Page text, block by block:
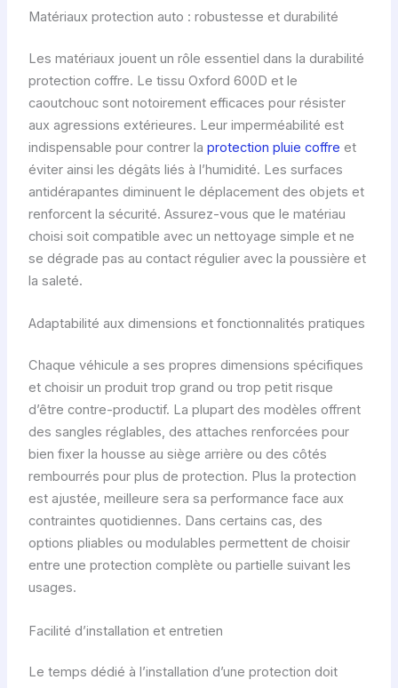
Matériaux protection auto : robustesse et durabilité
Les matériaux jouent un rôle essentiel dans la durabilité
protection coffre. Le tissu Oxford 600D et le
caoutchouc sont notoirement efficaces pour résister
aux agressions extérieures. Leur imperméabilité est
indispensable pour contrer la protection pluie coffre et
éviter ainsi les dégâts liés à l’humidité. Les surfaces
antidérapantes diminuent le déplacement des objets et
renforcent la sécurité. Assurez-vous que le matériau
choisi soit compatible avec un nettoyage simple et ne
se dégrade pas au contact régulier avec la poussière et
la saleté.
Adaptabilité aux dimensions et fonctionnalités pratiques
Chaque véhicule a ses propres dimensions spécifiques
et choisir un produit trop grand ou trop petit risque
d’être contre-productif. La plupart des modèles offrent
des sangles réglables, des attaches renforcées pour
bien fixer la housse au siège arrière ou des côtés
rembourrés pour plus de protection. Plus la protection
est ajustée, meilleure sera sa performance face aux
contraintes quotidiennes. Dans certains cas, des
options pliables ou modulables permettent de choisir
entre une protection complète ou partielle suivant les
usages.
Facilité d’installation et entretien
Le temps dédié à l’installation d’une protection doit